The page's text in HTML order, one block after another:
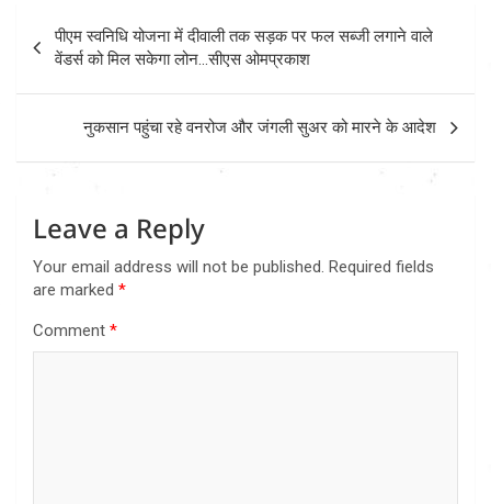
Post
navigation
पीएम स्वनिधि योजना में दीवाली तक सड़क पर फल सब्जी लगाने वाले
वेंडर्स को मिल सकेगा लोन…सीएस ओमप्रकाश
नुकसान पहुंचा रहे वनरोज और जंगली सुअर को मारने के आदेश
Leave a Reply
Your email address will not be published. Required fields
are marked *
Comment *